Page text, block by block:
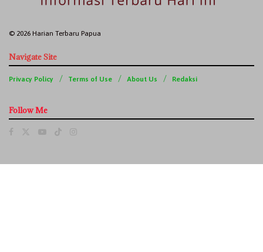
© 2026 Harian Terbaru Papua
Navigate Site
Privacy Policy Terms of Use About Us Redaksi
Follow Me